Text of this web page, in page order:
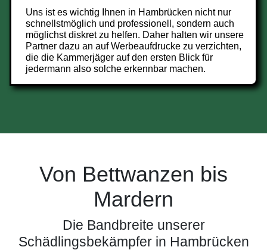
Uns ist es wichtig Ihnen in Hambrücken nicht nur
schnellstmöglich und professionell, sondern auch
möglichst diskret zu helfen. Daher halten wir unsere
Partner dazu an auf Werbeaufdrucke zu verzichten,
die die Kammerjäger auf den ersten Blick für
jedermann also solche erkennbar machen.
Von Bettwanzen bis
Mardern
Die Bandbreite unserer
Schädlingsbekämpfer in Hambrücken